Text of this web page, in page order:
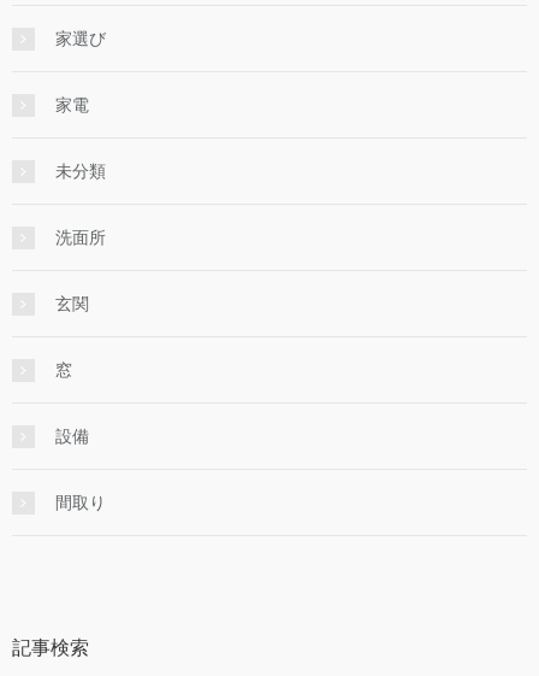
家選び
家電
未分類
洗面所
玄関
窓
設備
間取り
記事検索